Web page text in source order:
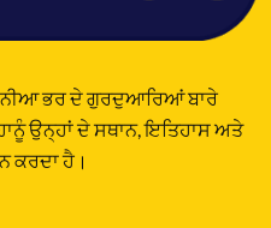
ਭਰ ਦੇ ਗੁਰਦੁਆਰਿਆਂ ਬਾਰੇ
ਉਨ੍ਹਾਂ ਦੇ ਸਥਾਨ, ਇਤਿਹਾਸ ਅਤੇ
ਕਰਦਾ ਹੈ।